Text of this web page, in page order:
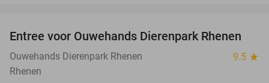
19%
Entree voor Ouwehands Dierenpark Rhenen
Ouwehands Dierenpark Rhenen 9.5 star
Rhenen